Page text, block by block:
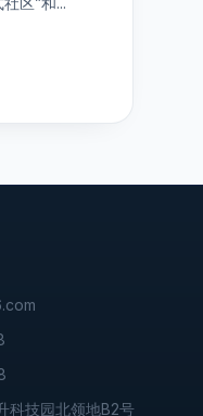
科技园北领地B2号